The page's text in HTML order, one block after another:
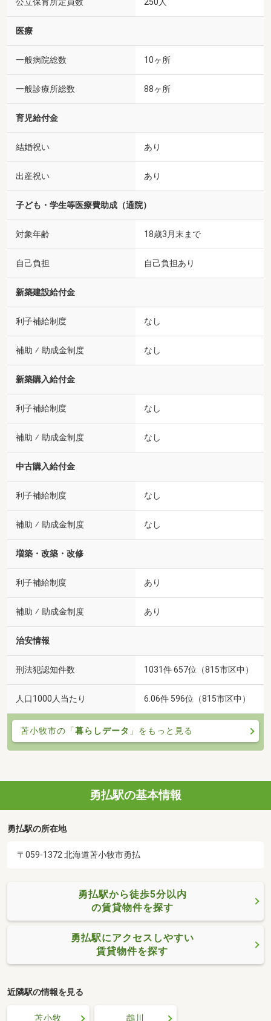
公立保育所定員数
医療
一般病院総数 10ヶ所
一般診療所総数 88ヶ所
育児給付金
結婚祝い あり
出産祝い あり
子ども・学生等医療費助成（通院）
対象年齢 18歳3月末まで
自己負担 自己負担あり
新築建設給付金
利子補給制度 なし
補助 ⁄ 助成金制度 なし
新築購入給付金
利子補給制度 なし
補助 ⁄ 助成金制度 なし
中古購入給付金
利子補給制度 なし
補助 ⁄ 助成金制度 なし
増築・改築・改修
利子補給制度 あり
補助 ⁄ 助成金制度 あり
治安情報
刑法犯認知件数 1031件 657位（815市区中）
人口1000人当たり 6.06件 596位（815市区中）
苫小牧市の「暮らしデータ 」をもっと見る
勇払駅の基本情報
勇払駅の所在地
〒059-1372 北海道苫小牧市勇払
勇払駅から徒歩5分以内
の賃貸物件を探す
勇払駅にアクセスしやすい
賃貸物件を探す
近隣駅の情報を見る
苫小牧 鵡川